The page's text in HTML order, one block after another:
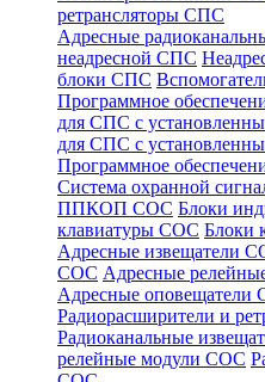
ретрансляторы СПС
Адресные
неадресной СПС
блоки СПС
Программное
для СПС с
для СПС с
Программное
Система охранной
ППКОП СОС Блоки
клавиатуры СОС Блоки
Адресные извещатели
СОС Адресные
Адресные оповещатели
Радиорасширители и
Радиоканальные
релейные модули СОС